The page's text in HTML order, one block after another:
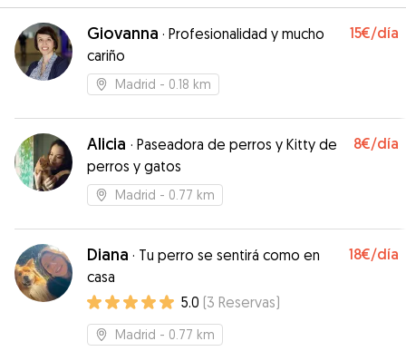
Giovanna · Profesionalidad y mucho
cariño
15€/día
Madrid - 0.18 km
Alicia · Paseadora de perros y Kitty de
perros y gatos
8€/día
Madrid - 0.77 km
Diana · Tu perro se sentirá como en
casa
18€/día
5.0 (3 Reservas)
Madrid - 0.77 km